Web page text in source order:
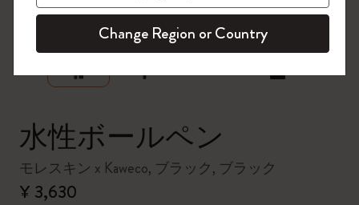
水性ボールペン
モレスキン x Kaweco, ブラック, ブラック
¥ 3,630
今すぐ会員登録 !
Change Region or Country